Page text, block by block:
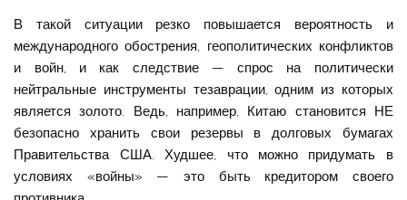
В такой ситуации резко повышается вероятность и
международного обострения, геополитических конфликтов
и войн, и как следствие — спрос на политически
нейтральные инструменты тезаврации, одним из которых
является золото. Ведь, например, Китаю становится НЕ
безопасно хранить свои резервы в долговых бумагах
Правительства США. Худшее, что можно придумать в
условиях «войны» — это быть кредитором своего